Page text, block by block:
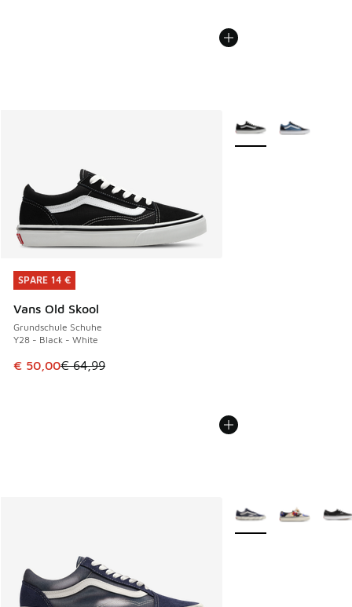
SPARE 14 €
Vans Old Skool
Grundschule Schuhe
Y28 - Black - White
Dieser Artikel ist im Sale. Der Preis ist von € 64,99 auf €
€ 50,00€ 64,99
SPARE 14 €
Weitere Farben
Weitere Farben